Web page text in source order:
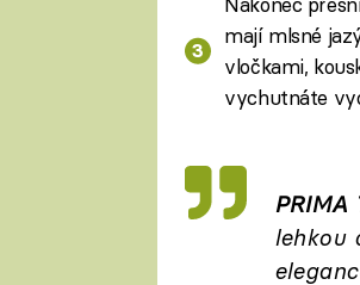
mají mlsné
vločkami,
vychutnáte
PRIMA
lehkou